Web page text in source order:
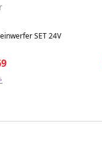
SET 24V